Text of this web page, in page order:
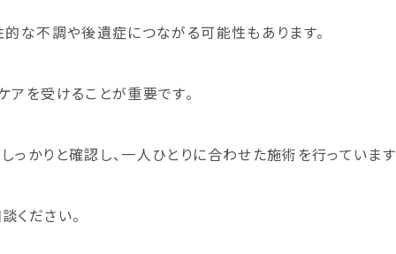
的な不調や後遺症につながる可能性もあります。
アを受けることが重要です。
かりと確認し、一人ひとりに合わせた施術を行っています
ください。